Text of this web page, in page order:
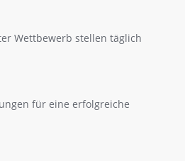
Wettbewerb stellen täglich
für eine erfolgreiche